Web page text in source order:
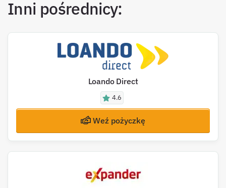
Inni pośrednicy:
Loando Direct
4.6
Weź pożyczkę